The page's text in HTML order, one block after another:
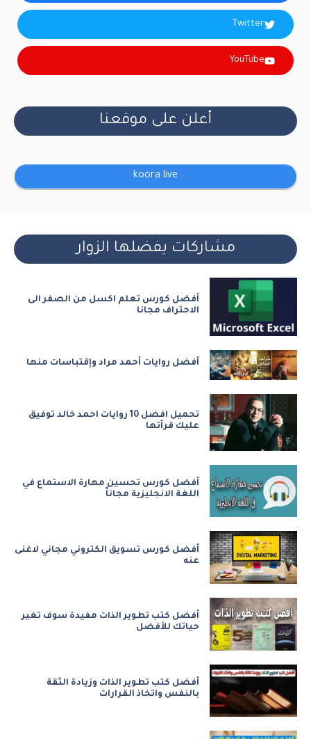
Twitter
YouTube
أعلن على موقعنا
koora live
مشاركات يفضلها الزوار
أفضل كورس تعلم اكسل من الصفر الى
الاحتراف مجانا
أفضل روايات أحمد مراد وإقتباسات منها
تحميل افضل 10 روايات احمد خالد توفيق
عليك قرأتها
أفضل كورس تحسين مهارة الاستماع في
اللغة الانجليزية مجاناً
أفضل كورس تسويق الكتروني مجاني لاغنى
عنه
أفضل كتب تطوير الذات مفيدة سوف تغير
حياتك للأفضل
أفضل كتب تطوير الذات وزيادة الثقة
بالنفس واتخاذ القرارات